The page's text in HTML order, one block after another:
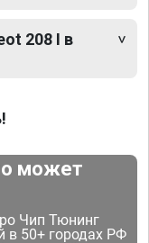
208 I в
может
Чип Тюнинг
в 50+ городах РФ